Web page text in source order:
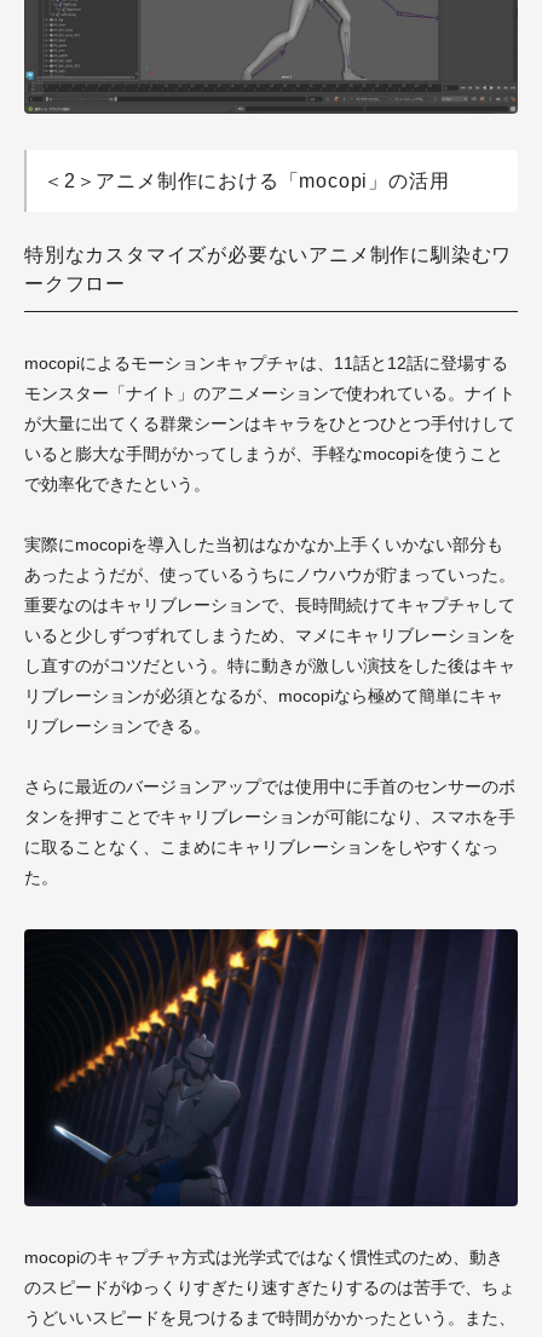
＜2＞アニメ制作における「mocopi」の活用
特別なカスタマイズが必要ないアニメ制作に馴染むワ
ークフロー
mocopiによるモーションキャプチャは、11話と12話に登場する
モンスター「ナイト」のアニメーションで使われている。ナイト
が大量に出てくる群衆シーンはキャラをひとつひとつ手付けして
いると膨大な手間がかってしまうが、手軽なmocopiを使うこと
で効率化できたという。
実際にmocopiを導入した当初はなかなか上手くいかない部分も
あったようだが、使っているうちにノウハウが貯まっていった。
重要なのはキャリブレーションで、長時間続けてキャプチャして
いると少しずつずれてしまうため、マメにキャリブレーションを
し直すのがコツだという。特に動きが激しい演技をした後はキャ
リブレーションが必須となるが、mocopiなら極めて簡単にキャ
リブレーションできる。
さらに最近のバージョンアップでは使用中に手首のセンサーのボ
タンを押すことでキャリブレーションが可能になり、スマホを手
に取ることなく、こまめにキャリブレーションをしやすくなっ
た。
mocopiのキャプチャ方式は光学式ではなく慣性式のため、動き
のスピードがゆっくりすぎたり速すぎたりするのは苦手で、ちょ
うどいいスピードを見つけるまで時間がかかったという。また、